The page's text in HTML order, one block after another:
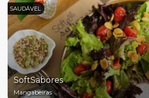
SAUDÁVEL
SoftSabores
Mangabeiras